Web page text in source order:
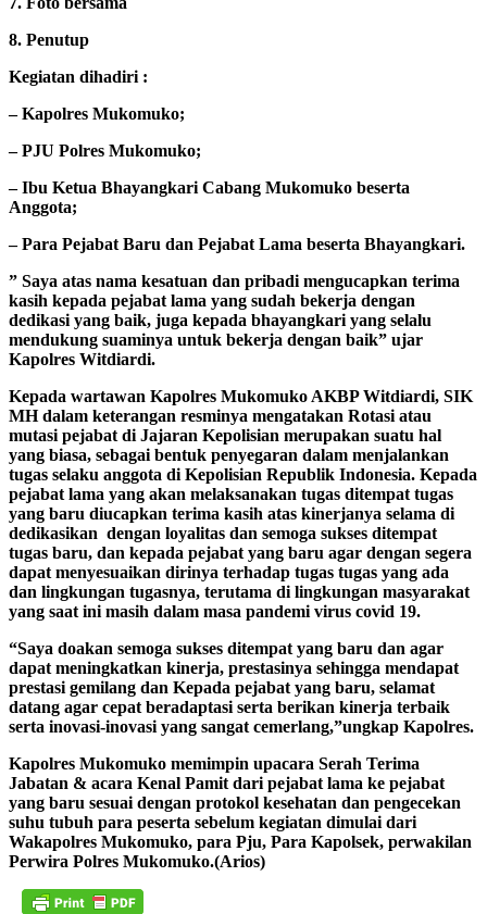
8. Penutup
Kegiatan dihadiri :
– Kapolres Mukomuko;
– PJU Polres Mukomuko;
– Ibu Ketua Bhayangkari Cabang Mukomuko beserta
Anggota;
– Para Pejabat Baru dan Pejabat Lama beserta Bhayangkari.
” Saya atas nama kesatuan dan pribadi mengucapkan terima
kasih kepada pejabat lama yang sudah bekerja dengan
dedikasi yang baik, juga kepada bhayangkari yang selalu
mendukung suaminya untuk bekerja dengan baik” ujar
Kapolres Witdiardi.
Kepada wartawan Kapolres Mukomuko AKBP Witdiardi, SIK
MH dalam keterangan resminya mengatakan Rotasi atau
mutasi pejabat di Jajaran Kepolisian merupakan suatu hal
yang biasa, sebagai bentuk penyegaran dalam menjalankan
tugas selaku anggota di Kepolisian Republik Indonesia. Kepada
pejabat lama yang akan melaksanakan tugas ditempat tugas
yang baru diucapkan terima kasih atas kinerjanya selama di
dedikasikan dengan loyalitas dan semoga sukses ditempat
tugas baru, dan kepada pejabat yang baru agar dengan segera
dapat menyesuaikan dirinya terhadap tugas tugas yang ada
dan lingkungan tugasnya, terutama di lingkungan masyarakat
yang saat ini masih dalam masa pandemi virus covid 19.
“Saya doakan semoga sukses ditempat yang baru dan agar
dapat meningkatkan kinerja, prestasinya sehingga mendapat
prestasi gemilang dan Kepada pejabat yang baru, selamat
datang agar cepat beradaptasi serta berikan kinerja terbaik
serta inovasi-inovasi yang sangat cemerlang,”ungkap Kapolres.
Kapolres Mukomuko memimpin upacara Serah Terima
Jabatan & acara Kenal Pamit dari pejabat lama ke pejabat
yang baru sesuai dengan protokol kesehatan dan pengecekan
suhu tubuh para peserta sebelum kegiatan dimulai dari
Wakapolres Mukomuko, para Pju, Para Kapolsek, perwakilan
Perwira Polres Mukomuko.(Arios)